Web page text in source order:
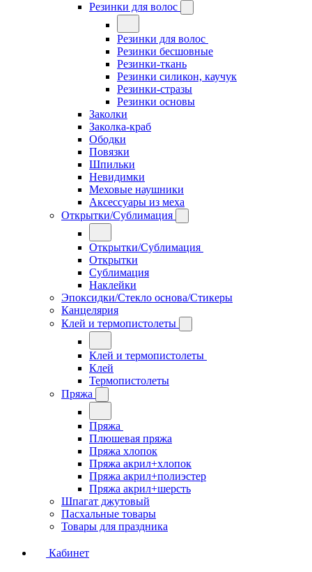
Резинки для волос
Резинки для волос
Резинки бесшовные
Резинки-ткань
Резинки силикон, каучук
Резинки-стразы
Резинки основы
Заколки
Заколка-краб
Ободки
Повязки
Шпильки
Невидимки
Меховые наушники
Аксессуары из меха
Открытки/Сублимация
Открытки/Сублимация
Открытки
Сублимация
Наклейки
Эпоксидки/Стекло основа/Стикеры
Канцелярия
Клей и термопистолеты
Клей и термопистолеты
Клей
Термопистолеты
Пряжа
Пряжа
Плюшевая пряжа
Пряжа хлопок
Пряжа акрил+хлопок
Пряжа акрил+полиэстер
Пряжа акрил+шерсть
Шпагат джутовый
Пасхальные товары
Товары для праздника
Кабинет